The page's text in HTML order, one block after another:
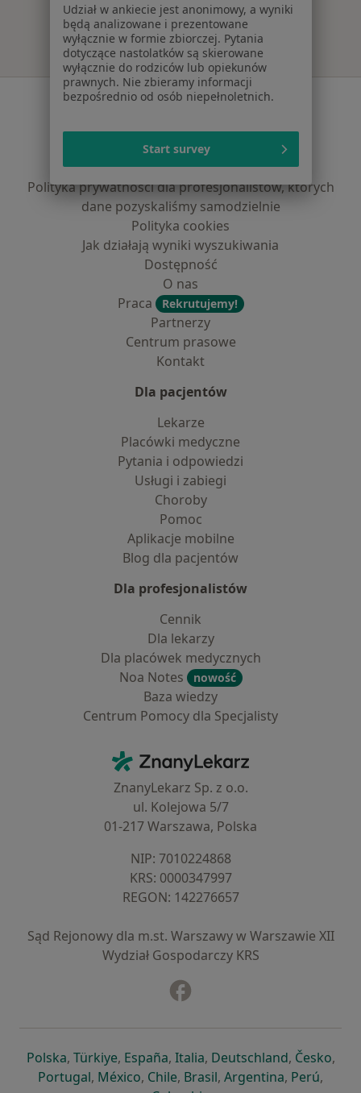
Serwis
Regulamin
Polityka prywatności pacjentów
Polityka prywatności profesjonalistów
Polityka prywatności dla profesjonalistów, których
dane pozyskaliśmy samodzielnie
Polityka cookies
Jak działają wyniki wyszukiwania
Dostępność
O nas
Praca
Rekrutujemy!
Partnerzy
Centrum prasowe
Kontakt
Dla pacjentów
Lekarze
Placówki medyczne
Pytania i odpowiedzi
Usługi i zabiegi
Choroby
Pomoc
Aplikacje mobilne
Blog dla pacjentów
Dla profesjonalistów
Cennik
Dla lekarzy
Dla placówek medycznych
Noa Notes
nowość
Baza wiedzy
Centrum Pomocy dla Specjalisty
ZnanyLekarz - Strona główna
ZnanyLekarz Sp. z o.o.
ul. Kolejowa 5/7
01-217 Warszawa, Polska
NIP: ⁠7010224868
KRS: ⁠0000347997
REGON: ⁠142276657
Sąd Rejonowy dla m.st. Warszawy w Warszawie XII
Wydział Gospodarczy KRS
Polskaotwiera się w nowej karcie
, Türkiyeotwiera się w nowej karcie
, Españaotwiera się w nowej karcie
, Italiaotwiera się w nowej
, Deutschlandotwiera się
, Česko,
Portugalotwiera się w nowej karcie
, Méxicootwiera się w nowej karcie
, Chileotwiera się w nowej karcie
, Brasilotwiera się w nowej
, Argentinaotwiera się
, Perú,
Udział w ankiecie jest anonimowy, a wyniki
będą analizowane i prezentowane
wyłącznie w formie zbiorczej. Pytania
dotyczące nastolatków są skierowane
wyłącznie do rodziców lub opiekunów
prawnych. Nie zbieramy informacji
bezpośrednio od osób niepełnoletnich.
Start survey